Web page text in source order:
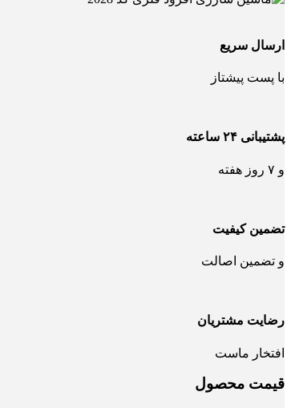
ارسال سریع
با پست پیشتاز
پشتیبانی ۲۴ ساعته
و ۷ روز هفته
تضمین کیفیت
و تضمین اصالت
رضایت مشتریان
افتخار ماست
قیمت محصول